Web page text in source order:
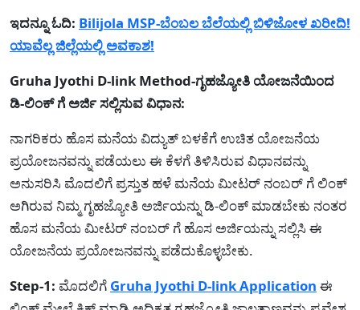
ಇದನ್ನೂ ಓದಿ: Bilijola MSP-ಬೆಂಬಲ ಬೆಲೆಯಲ್ಲಿ ಬಿಳಿಜೋಳ ಖರೀದಿ!
ಯಾವೆಲ್ಲ ಜಿಲ್ಲೆಯಲ್ಲಿ ಅವಕಾಶ!
Gruha Jyothi D-link Method-ಗೃಹಜ್ಯೋತಿ ಯೋಜನೆಯಿಂದ
ಡಿ-ಲಿಂಕ್ ಗೆ ಅರ್ಜಿ ಸಲ್ಲಿಸುವ ವಿಧಾನ:
ನಾಗರಿಕರು ಹೊಸ ಮನೆಯ ವಿದ್ಯುತ್ ಬಳಕೆಗೆ ಉಚಿತ ಯೋಜನೆಯ
ಪ್ರಯೋಜನವನ್ನು ಪಡೆಯಲು ಈ ಕೆಳಗೆ ತಿಳಿಸಿರುವ ವಿಧಾನವನ್ನು
ಅನುಸರಿಸಿ ಮೊದಲಿಗೆ ಪ್ರಸ್ತುತ ಹಳೆ ಮನೆಯ ಮೀಟರ್ ನಂಬರ್ ಗೆ ಲಿಂಕ್
ಅಗಿರುವ ನಿಮ್ಮ ಗೃಹಜ್ಯೋತಿ ಅರ್ಜಿಯನ್ನು ಡಿ-ಲಿಂಕ್ ಮಾಡಬೇಕು ನಂತರ
ಹೊಸ ಮನೆಯ ಮೀಟರ್ ನಂಬರ್ ಗೆ ಹೊಸ ಅರ್ಜಿಯನ್ನು ಸಲ್ಲಿಸಿ ಈ
ಯೋಜನೆಯ ಪ್ರಯೋಜನವನ್ನು ಪಡೆದುಕೊಳ್ಳಬೇಕು.
Step-1: ಮೊದಲಿಗೆ Gruha Jyothi D-link Application ಈ